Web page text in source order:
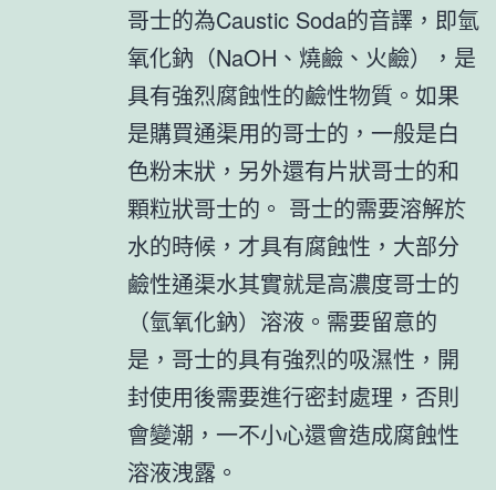
哥士的為Caustic Soda的音譯，即氫
氧化鈉（NaOH、燒鹼、火鹼），是
具有強烈腐蝕性的鹼性物質。如果
是購買通渠用的哥士的，一般是白
色粉末狀，另外還有片狀哥士的和
顆粒狀哥士的。 哥士的需要溶解於
水的時候，才具有腐蝕性，大部分
鹼性通渠水其實就是高濃度哥士的
（氫氧化鈉）溶液。需要留意的
是，哥士的具有強烈的吸濕性，開
封使用後需要進行密封處理，否則
會變潮，一不小心還會造成腐蝕性
溶液洩露。